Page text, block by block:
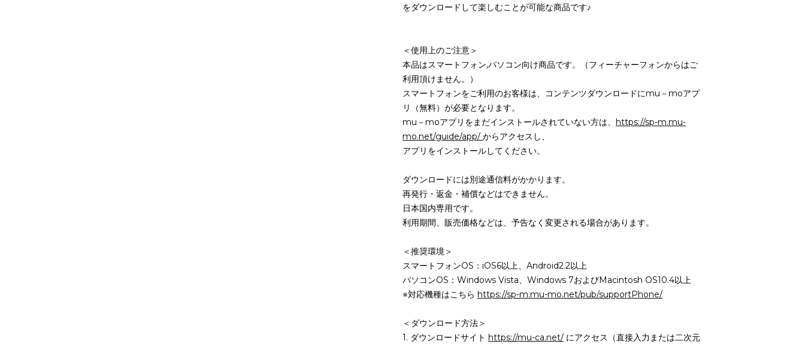
をダウンロードして楽しむことが可能な商品です♪
＜使用上のご注意＞
本品はスマートフォン,パソコン向け商品です。（フィーチャーフォンからはご
利用頂けません。）
スマートフォンをご利用のお客様は、コンテンツダウンロードにmu－moアプ
リ（無料）が必要となります。
mu－moアプリをまだインストールされていない方は、 https://sp-m.mu-
mo.net/guide/app/ からアクセスし、
アプリをインストールしてください。
ダウンロードには別途通信料がかかります。
再発行・返金・補償などはできません。
日本国内専用です。
利用期間、販売価格などは、予告なく変更される場合があります。
＜推奨環境＞
スマートフォンOS：iOS6以上、Android2.2以上
パソコンOS：Windows Vista、Windows 7およびMacintosh OS10.4以上
※対応機種はこちら https://sp-m.mu-mo.net/pub/supportPhone/
＜ダウンロード方法＞
1. ダウンロードサイト https://mu-ca.net/ にアクセス（直接入力または二次元